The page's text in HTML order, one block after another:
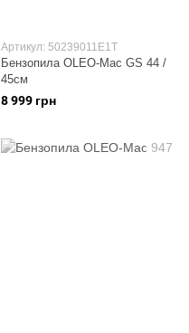
Артикул: 50239011E1T
Бензопила OLEO-Маc GS 44 /
45см
8 999 грн